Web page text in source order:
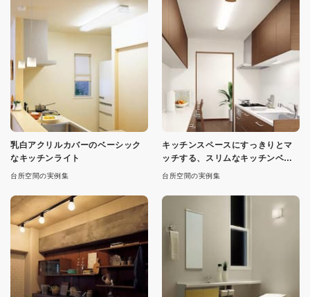
乳白アクリルカバーのベーシック
なキッチンライト
台所空間の実例集
キッチンスペースにすっきりとマ
ッチする、スリムなキッチンベー
スライト
台所空間の実例集